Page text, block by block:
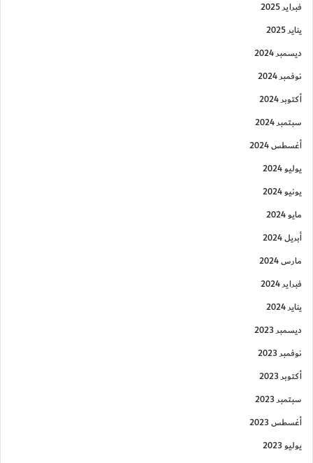
فبراير 2025
يناير 2025
ديسمبر 2024
نوفمبر 2024
أكتوبر 2024
سبتمبر 2024
أغسطس 2024
يوليو 2024
يونيو 2024
مايو 2024
أبريل 2024
مارس 2024
فبراير 2024
يناير 2024
ديسمبر 2023
نوفمبر 2023
أكتوبر 2023
سبتمبر 2023
أغسطس 2023
يوليو 2023